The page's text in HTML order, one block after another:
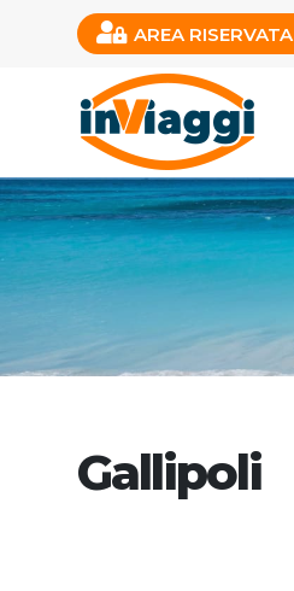
AREA RISERVATA
Gallipoli